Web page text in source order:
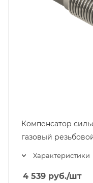
Компенсатор
газовый
Характеристики
4 539 руб./шт